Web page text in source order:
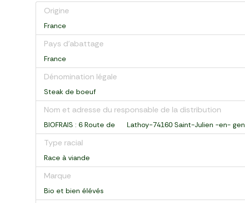
Origine
France
Pays d’abattage
France
Dénomination légale
Steak de boeuf
Nom et adresse du responsable de la distribution
BIOFRAIS : 6 Route de Lathoy-74160 Saint-Julien -en-
Type racial
Race à viande
Marque
Bio et bien élévés